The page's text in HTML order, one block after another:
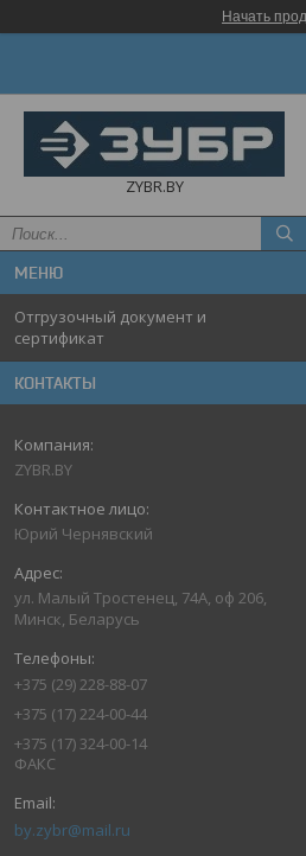
Начать
ZYBR.BY
Отгрузочный документ и
сертификат
КОНТАКТЫ
ZYBR.BY
Юрий Чернявский
ул. Малый Тростенец, 74А, оф 206,
Минск, Беларусь
+375 (29) 228-88-07
+375 (17) 224-00-44
+375 (17) 324-00-14
ФАКС
by.zybr@mail.ru